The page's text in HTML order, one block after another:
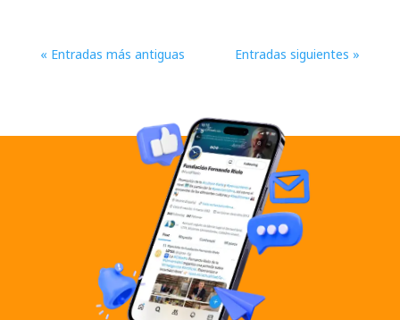
« Entradas más antiguas Entradas siguientes »